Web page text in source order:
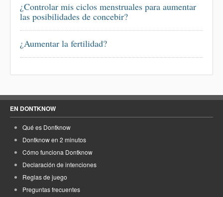
¿Controlar mis ciclos menstruales para aumentar
las posibilidades de concebir?
¿Aumentar la fertilidad?
EN DONTKNOW
Qué es Dontknow
Dontknow en 2 minutos
Cómo funciona Dontknow
Declaración de intenciones
Reglas de juego
Preguntas frecuentes